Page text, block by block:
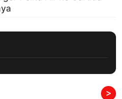
>